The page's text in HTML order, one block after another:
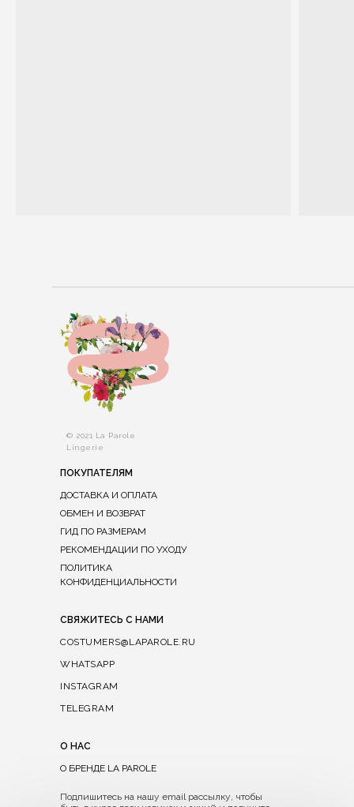
© 2021 La Parole
Lingerie
WHATSAPP
Подпишитесь на нашу email рассылку, чтобы
О БРЕНДЕ LA PAROLE
О НАС
ПОКУПАТЕЛЯМ
COSTUMERS@LAPAROLE.RU
ДОСТАВКА И ОПЛАТА
INSTAGRAM
ОБМЕН И ВОЗВРАТ
СВЯЖИТЕСЬ С НАМИ
ПОЛИТИКА
КОНФИДЕНЦИАЛЬНОСТИ
ГИД ПО РАЗМЕРАМ
РЕКОМЕНДАЦИИ ПО УХОДУ
TELEGRAM